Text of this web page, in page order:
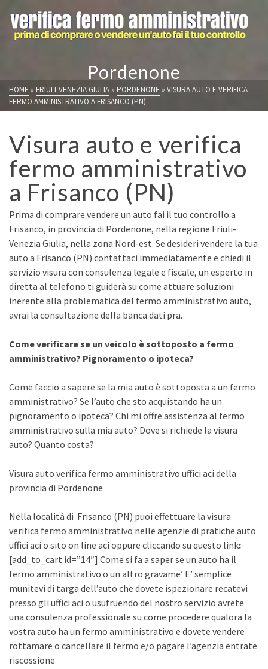
Pordenone
HOME » FRIULI-VENEZIA GIULIA » PORDENONE » VISURA AUTO E VERIFICA
FERMO AMMINISTRATIVO A FRISANCO (PN)
Visura auto e verifica
fermo amministrativo
a Frisanco (PN)
Prima di comprare vendere un auto fai il tuo controllo a
Frisanco, in provincia di Pordenone, nella regione Friuli-
Venezia Giulia, nella zona Nord-est. Se desideri vendere la tua
auto a Frisanco (PN) contattaci immediatamente e chiedi il
servizio visura con consulenza legale e fiscale, un esperto in
diretta al telefono ti guiderà su come attuare soluzioni
inerente alla problematica del fermo amministrativo auto,
avrai la consultazione della banca dati pra.
Come verificare se un veicolo è sottoposto a fermo
amministrativo? Pignoramento o ipoteca?
Come faccio a sapere se la mia auto è sottoposta a un fermo
amministrativo? Se l’auto che sto acquistando ha un
pignoramento o ipoteca? Chi mi offre assistenza al fermo
amministrativo sulla mia auto? Dove si richiede la visura
auto? Quanto costa?
Visura auto verifica fermo amministrativo uffici aci della
provincia di Pordenone
Nella località di Frisanco (PN) puoi effettuare la visura
verifica fermo amministrativo nelle agenzie di pratiche auto
uffici aci o sito on line aci oppure cliccando su questo link:
[add_to_cart id=”14″] Come si fa a saper se un auto ha il
fermo amministrativo o un altro gravame’ E’ semplice
munitevi di targa dell’auto che dovete ispezionare recatevi
presso gli uffici aci o usufruendo del nostro servizio avrete
una consulenza professionale su come procedere qualora la
vostra auto ha un fermo amministrativo e dovete vendere
rottamare o cancellare il fermo e/o pagare l’agenzia entrate
riscossione